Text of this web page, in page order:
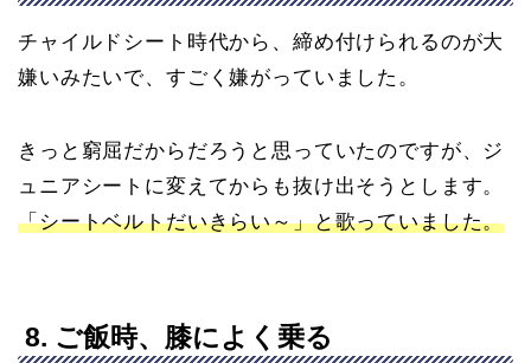
チャイルドシート時代から、締め付けられるのが大
嫌いみたいで、すごく嫌がっていました。
きっと窮屈だからだろうと思っていたのですが、ジ
ュニアシートに変えてからも抜け出そうとします。
「シートベルトだいきらい～」と歌っていました。
8. ご飯時、膝によく乗る